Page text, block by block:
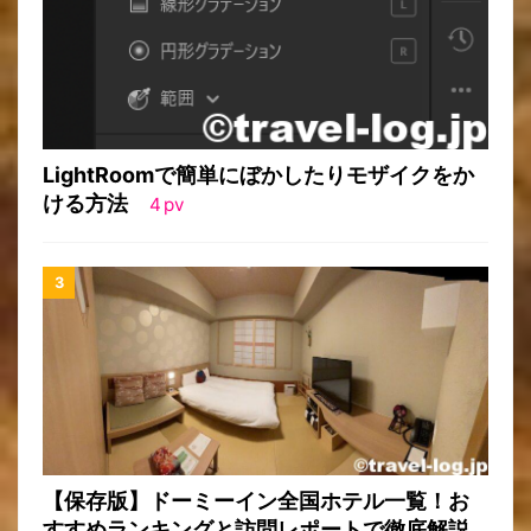
LightRoomで簡単にぼかしたりモザイクをか
ける方法
4 pv
【保存版】ドーミーイン全国ホテル一覧！お